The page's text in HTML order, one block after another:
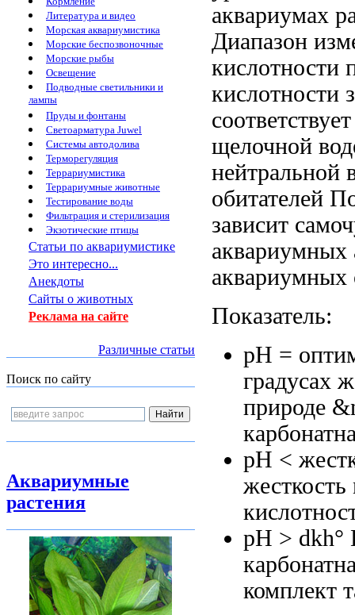
Литература и видео
Морская аквариумистика
Морские беспозвоночные
Морские рыбы
Освещение
Подводные светильники и
лампы
Пруды и фонтаны
Светоарматура Juwel
Системы автодолива
Терморегуляция
Террариумистика
Террариумные животные
Тестирование воды
Фильтрация и стерилизация
Экзотические птицы
Статьи по аквариумистике
Это интересно...
Анекдоты
Сайты о животных
Реклама на сайте
Различные статьи
Поиск по сайту
Аквариумные
растения
аквариумах
Диапазон
кислотности
кислотности
щелочной
нейтральной
обитателей
зависит
аквариумных
аквариумных
Показатель:
pH =
градусах
природе
pH <
pH > dkh°
комплект